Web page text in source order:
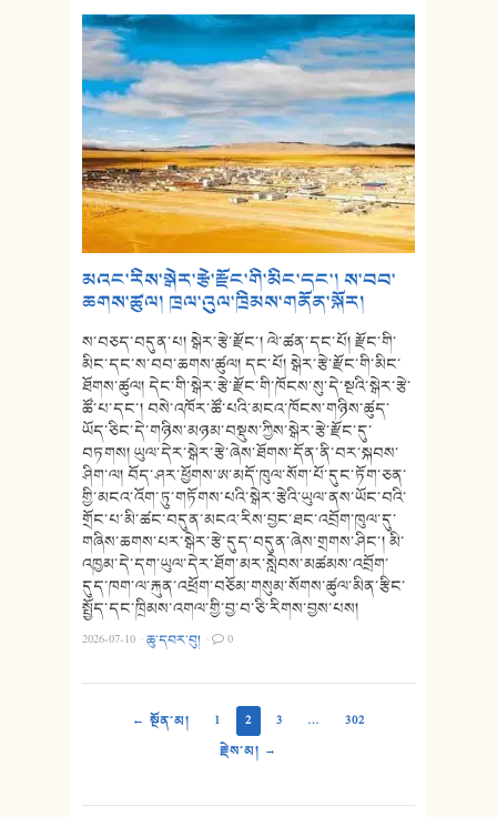
མའང་རིས་སྒེར་རྩེ་རྫོང་གི་མིང་དང་། ས་བབ་
ཆགས་ཚུལ། ཁྲལ་འུལ་ཁྲིམས་གནོན་སྐོར།
ས་བཅད་བདུན་པ། སྒེར་རྩེ་རྫོང་། ལེ་ཚན་དང་པོ། རྫོང་གི་
མིང་དང་ས་བབ་ཆགས་ཚུལ། དང་པོ། སྒེར་རྩེ་རྫོང་གི་མིང་
ཐོགས་ཚུལ། དེང་གི་སྒེར་རྩེ་རྫོང་གི་ཁོངས་སུ་དེ་སྔའི་སྒེར་རྩེ་
ཚོ་པ་དང་། བསེ་འཁོར་ཚོ་པའི་མངའ་ཁོངས་གཉིས་ཚུད་
ཡོད་ཅིང་དེ་གཉིས་མཉམ་བསྡུས་ཀྱིས་སྒེར་རྩེ་རྫོང་དུ་
བཏགས། ཡུལ་དེར་སྒེར་རྩེ་ཞེས་ཐོགས་དོན་ནི་བར་སྐབས་
ཤིག་ལ། བོད་ཤར་ཕྱོགས་ཨ་མདོ་ཁུལ་སོག་པོ་དུང་ཏོག་ཅན་
གྱི་མངའ་འོག་ཏུ་གཏོགས་པའི་སྒེར་རྩེའི་ཡུལ་ནས་ཡོང་བའི་
གྲོང་པ་མི་ཚང་བདུན་མངའ་རིས་བྱང་ཐང་འབྲོག་ཁུལ་དུ་
གཞིས་ཆགས་པར་སྒེར་རྩེ་དུད་བདུན་ཞེས་གྲགས་ཤིང་། མི་
འཁྱམ་དེ་དག་ཡུལ་དེར་ཐོག་མར་སླེབས་མཚམས་འབྲོག་
དུད་ཁག་ལ་རྐུན་འཕྲོག་བཅོམ་གསུམ་སོགས་ཚུལ་མིན་རྩིང་
སྤྱོད་དང་ཁྲིམས་འགལ་གྱི་བྱ་བ་ཅི་རིགས་བྱས་པས།
2026-07-10 ·ཆུ་དབར་བུ། · 0
← སྔོན་མ། 1 2 3 …
302
རྗེས་མ། →